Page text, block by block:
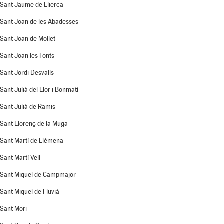
Sant Jaume de Llierca
Sant Joan de les Abadesses
Sant Joan de Mollet
Sant Joan les Fonts
Sant Jordi Desvalls
Sant Julià del Llor i Bonmatí
Sant Julià de Ramis
Sant Llorenç de la Muga
Sant Martí de Llémena
Sant Martí Vell
Sant Miquel de Campmajor
Sant Miquel de Fluvià
Sant Mori